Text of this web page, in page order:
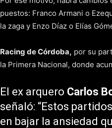
puestos: Franco Armani o
la zaga y Enzo Díaz o Elías
Racing de Córdoba, por su
la Primera Nacional, donde
El ex arquero Carlos
señaló: “Estos
en bajar la ansiedad